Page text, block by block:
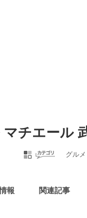
チエール
グルメ
報 関連記事